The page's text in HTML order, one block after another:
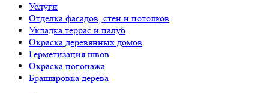
Услуги
Отделка фасадов, стен и потолков
Укладка террас и палуб
Окраска деревянных домов
Герметизация швов
Окраска погонажа
Брашировка дерева